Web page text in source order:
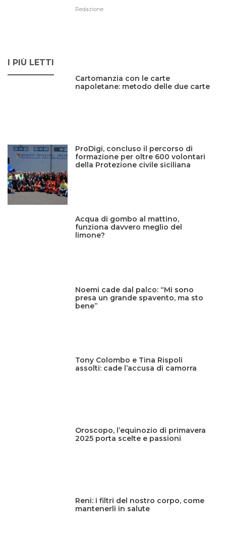
Redazione
I PIÙ LETTI
Cartomanzia con le carte
napoletane: metodo delle due carte
ProDigi, concluso il percorso di
formazione per oltre 600 volontari
della Protezione civile siciliana
Acqua di gombo al mattino,
funziona davvero meglio del
limone?
Noemi cade dal palco: “Mi sono
presa un grande spavento, ma sto
bene”
Tony Colombo e Tina Rispoli
assolti: cade l’accusa di camorra
Oroscopo, l’equinozio di primavera
2025 porta scelte e passioni
Reni: i filtri del nostro corpo, come
mantenerli in salute